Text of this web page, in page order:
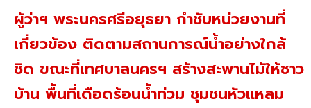
ผู้ว่าฯ พระนครศรีอยุธยา กำชับหน่วยงานที่
เกี่ยวข้อง ติดตามสถานการณ์น้ำอย่างใกล้
ชิด ขณะที่เทศบาลนครฯ สร้างสะพานไม้ให้ชาว
บ้าน พื้นที่เดือดร้อนน้ำท่วม ชุมชนหัวแหลม